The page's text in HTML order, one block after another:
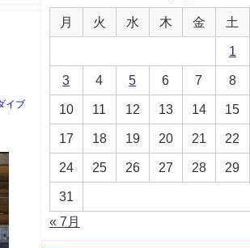
イブ
月 火 水 木 金 土
1
3 4 5 6 7 8
10 11 12 13 14 15
17 18 19 20 21 22
24 25 26 27 28 29
31
« 7月